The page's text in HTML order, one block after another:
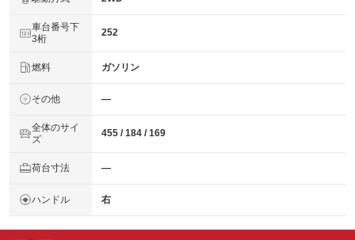
車台番号下
3桁
252
燃料 ガソリン
その他 ―
全体のサイ
ズ
455 / 184 / 169
荷台寸法 ―
ハンドル 右